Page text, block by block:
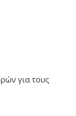
για τους